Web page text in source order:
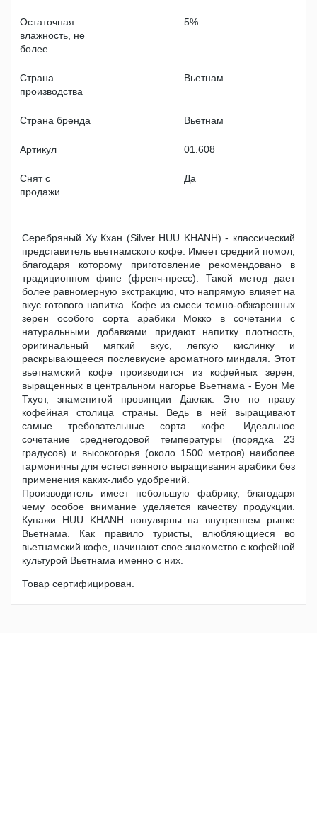
Остаточная
влажность, не
более
5%
Страна
производства
Вьетнам
Страна бренда Вьетнам
Артикул 01.608
Снят с
продажи
Да
Серебряный Ху Кхан (Silver HUU KHANH) - классический
представитель вьетнамского кофе. Имеет средний помол,
благодаря которому приготовление рекомендовано в
традиционном фине (френч-пресс). Такой метод дает
более равномерную экстракцию, что напрямую влияет на
вкус готового напитка. Кофе из смеси темно-обжаренных
зерен особого сорта арабики Мокко в сочетании с
натуральными добавками придают напитку плотность,
оригинальный мягкий вкус, легкую кислинку и
раскрывающееся послевкусие ароматного миндаля. Этот
вьетнамский кофе производится из кофейных зерен,
выращенных в центральном нагорье Вьетнама - Буон Ме
Тхуот, знаменитой провинции Даклак. Это по праву
кофейная столица страны. Ведь в ней выращивают
самые требовательные сорта кофе. Идеальное
сочетание среднегодовой температуры (порядка 23
градусов) и высокогорья (около 1500 метров) наиболее
гармоничны для естественного выращивания арабики без
применения каких-либо удобрений.
Производитель имеет небольшую фабрику, благодаря
чему особое внимание уделяется качеству продукции.
Купажи HUU KHANH популярны на внутреннем рынке
Вьетнама. Как правило туристы, влюбляющиеся во
вьетнамский кофе, начинают свое знакомство с кофейной
культурой Вьетнама именно с них.
Товар сертифицирован.